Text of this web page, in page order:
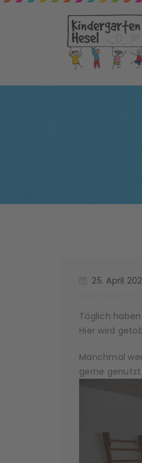
25. April
Täglich
Hier wird
Manchmal
gerne